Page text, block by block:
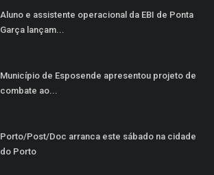
Aluno e assistente operacional da EBI de Ponta
Garça lançam...
Município de Esposende apresentou projeto de
combate ao...
Porto/Post/Doc arranca este sábado na cidade
do Porto